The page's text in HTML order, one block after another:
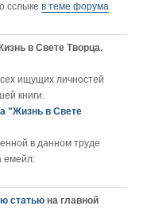
сслыке в теме форума
в Свете Творца.
ищущих личностей
книги.
"Жизнь в Свете
в данном труде
емейл:
статью на главной